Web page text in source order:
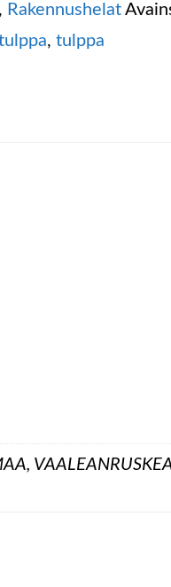
, Rakennushelat
,tulppa